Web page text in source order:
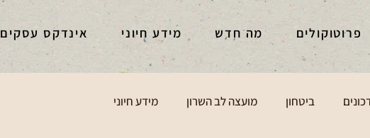
פרוטוקולים מה חדש מידע חיוני אינדקס עסקים
ביטחון מועצה לב השרון מידע חיוני